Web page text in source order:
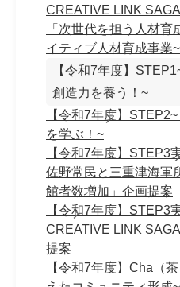
CREATIVE LINK
「次世代を担う人材
イティブ人材育成事業
【令和7年度】
創造力を養う！~
【令和7年度】
を学ぶ！~
【令和7年度】STEP3
佐野常民と三重津海軍
館者数増加」企画提案
【令和7年度】STEP3
CREATIVE LINK
提案
【令和7年度】Cha（